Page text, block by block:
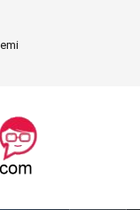
Bütçe Yönetimi